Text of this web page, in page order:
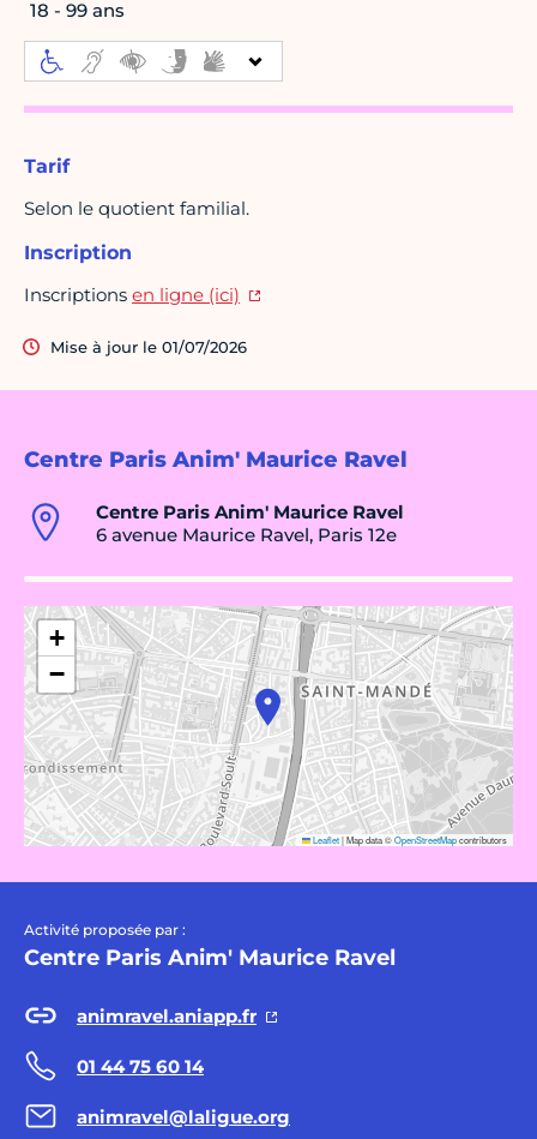
Centre Paris Anim' Maurice Ravel
Centre Paris Anim' Maurice Ravel
6 avenue Maurice Ravel, Paris 12e
+
−
Leaflet|Map data ©OpenStreetMapcontributors
Activité proposée par :
Centre Paris Anim' Maurice Ravel
animravel.aniapp.fr
01 44 75 60 14
animravel@laligue.org
18 - 99 ans
Tarif
Selon le quotient familial.
Inscription
Inscriptions en ligne (ici)
Mise à jour le 01/07/2026